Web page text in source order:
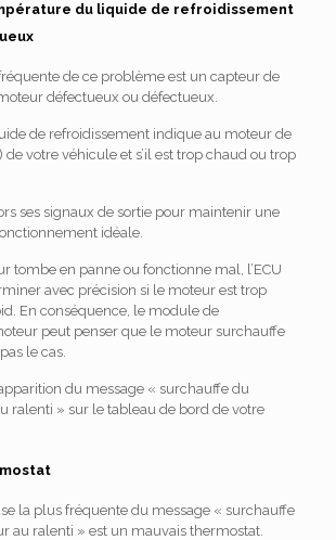
du liquide de refroidissement
de ce problème est un capteur de
défectueux ou défectueux.
de refroidissement indique au moteur de
de votre véhicule et s’il est trop chaud ou trop
ses signaux de sortie pour maintenir une
idéale.
tombe en panne ou fonctionne mal, l’ECU
avec précision si le moteur est trop
En conséquence, le module de
peut penser que le moteur surchauffe
le cas.
du message « surchauffe du
ralenti » sur le tableau de bord de votre
la plus fréquente du message « surchauffe
au ralenti » est un mauvais thermostat.